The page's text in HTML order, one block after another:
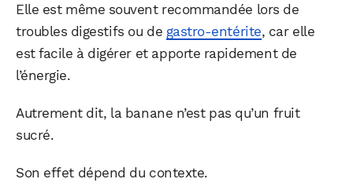
Elle est même souvent recommandée lors de
troubles digestifs ou de gastro-entérite, car elle
est facile à digérer et apporte rapidement de
l’énergie.
Autrement dit, la banane n’est pas qu’un fruit
sucré.
Son effet dépend du contexte.